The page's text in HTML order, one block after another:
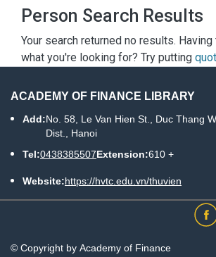
Person Search Results
Your search returned no results.
what you're looking for? Try putting
ACADEMY OF FINANCE LIBRARY
Add:No. 58, Le Van Hien St., Duc Thang
Dist., Hanoi
Tel:0438385507Extension:610 +
Website:https://hvtc.edu.vn/thuvien
© Copyright by Academy of Finance